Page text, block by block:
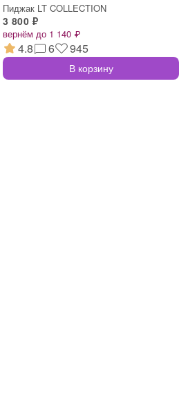
Пиджак LT COLLECTION
3 800 ₽
вернём до 1 140 ₽
4.8 6 945
В корзину